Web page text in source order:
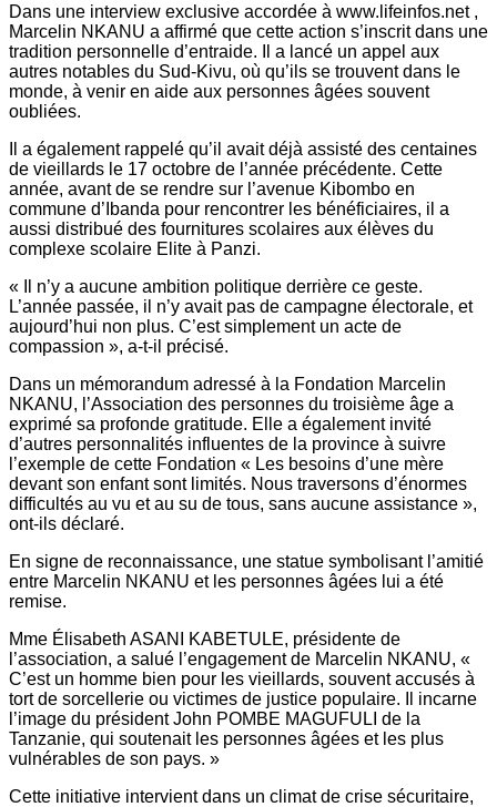
Dans une interview exclusive accordée à www.lifeinfos.net ,
Marcelin NKANU a affirmé que cette action s’inscrit dans une
tradition personnelle d’entraide. Il a lancé un appel aux
autres notables du Sud-Kivu, où qu’ils se trouvent dans le
monde, à venir en aide aux personnes âgées souvent
oubliées.
Il a également rappelé qu’il avait déjà assisté des centaines
de vieillards le 17 octobre de l’année précédente. Cette
année, avant de se rendre sur l’avenue Kibombo en
commune d’Ibanda pour rencontrer les bénéficiaires, il a
aussi distribué des fournitures scolaires aux élèves du
complexe scolaire Elite à Panzi.
« Il n’y a aucune ambition politique derrière ce geste.
L’année passée, il n’y avait pas de campagne électorale, et
aujourd’hui non plus. C’est simplement un acte de
compassion », a-t-il précisé.
Dans un mémorandum adressé à la Fondation Marcelin
NKANU, l’Association des personnes du troisième âge a
exprimé sa profonde gratitude. Elle a également invité
d’autres personnalités influentes de la province à suivre
l’exemple de cette Fondation « Les besoins d’une mère
devant son enfant sont limités. Nous traversons d’énormes
difficultés au vu et au su de tous, sans aucune assistance »,
ont-ils déclaré.
En signe de reconnaissance, une statue symbolisant l’amitié
entre Marcelin NKANU et les personnes âgées lui a été
remise.
Mme Élisabeth ASANI KABETULE, présidente de
l’association, a salué l’engagement de Marcelin NKANU, «
C’est un homme bien pour les vieillards, souvent accusés à
tort de sorcellerie ou victimes de justice populaire. Il incarne
l’image du président John POMBE MAGUFULI de la
Tanzanie, qui soutenait les personnes âgées et les plus
vulnérables de son pays. »
Cette initiative intervient dans un climat de crise sécuritaire,